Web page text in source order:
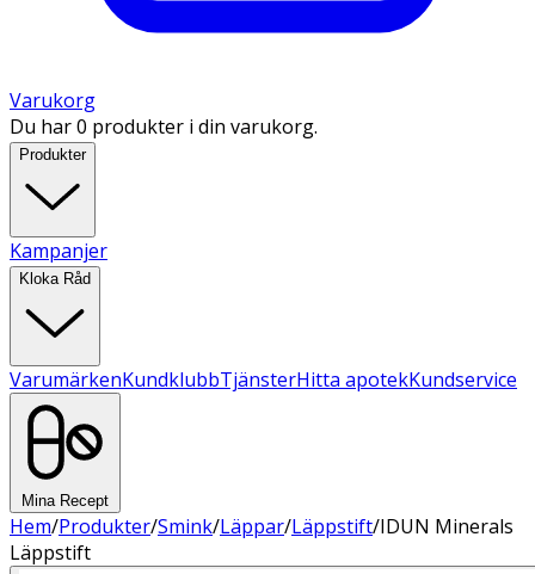
Varukorg
Du har 0 produkter i din varukorg.
Produkter
Kampanjer
Kloka Råd
VarumärkenKundklubbTjänsterHitta apotekKundservice
Mina Recept
Hem/Produkter/Smink/Läppar/Läppstift/IDUN Minerals
Läppstift